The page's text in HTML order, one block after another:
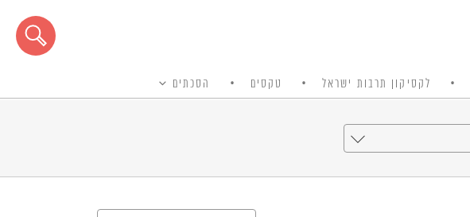
לקסיקון תרבות ישראל טקסים הסכתים